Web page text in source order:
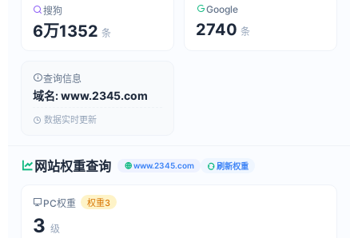
搜狗
6万1352 条
Google
2740 条
查询信息
域名: www.2345.com
数据实时更新
网站权重查询 www.2345.com 刷新权重
PC权重 权重3
3 级